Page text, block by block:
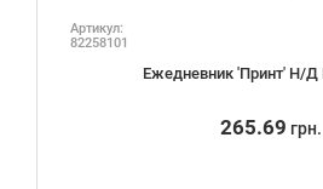
Артикул:
82258101
Ежедневник 'Принт' Н/Д
265.69 грн.